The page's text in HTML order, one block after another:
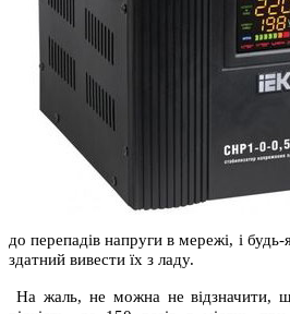
до перепадів напруги в мережі, і
здатний вивести їх з ладу.
На жаль, не можна не відзначити,